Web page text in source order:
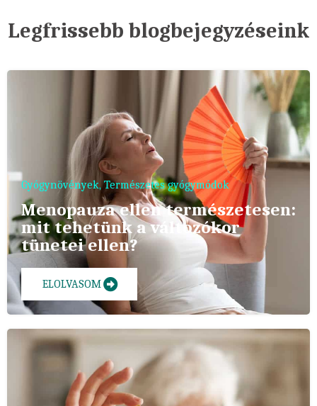
Legfrissebb blogbejegyzéseink
Gyógynövények,Természetes gyógymódok
Menopauza ellen természetesen:
mit tehetünk a változókor
tünetei ellen?
ELOLVASOM